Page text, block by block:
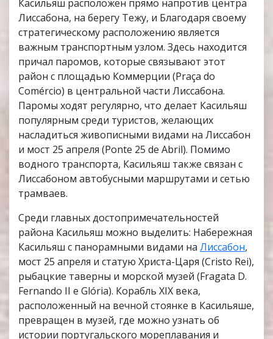
Касильяш расположен прямо напротив центра
Лиссабона, на берегу Тежу, и Благодаря своему
стратегическому расположению является
важным транспортным узлом. Здесь находится
причал паромов, которые связывают этот
район с площадью Коммерции (Praça do
Comércio) в центральной части Лиссабона.
Паромы ходят регулярно, что делает Касильяш
популярным среди туристов, желающих
насладиться живописными видами на Лиссабон
и мост 25 апреля (Ponte 25 de Abril). Помимо
водного транспорта, Касильяш также связан с
Лиссабоном автобусными маршрутами и сетью
трамваев.
Среди главных достопримечательностей
района Касильяш можно выделить: Набережная
Касильяш с панорамными видами на Лиссабон,
мост 25 апреля и статую Христа-Царя (Cristo Rei),
рыбацкие таверны и морской музей (Fragata D.
Fernando II e Glória). Корабль XIX века,
расположенный на вечной стоянке в Касильяше,
превращен в музей, где можно узнать об
истории португальского мореплавания и